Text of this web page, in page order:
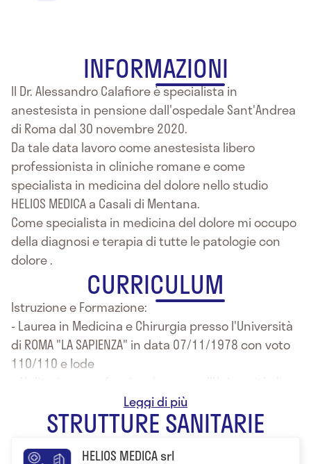
INFORMAZIONI
Il Dr. Alessandro Calafiore è specialista in
anestesista in pensione dall'ospedale Sant'Andrea
di Roma dal 30 novembre 2020.
Da tale data lavoro come anestesista libero
professionista in cliniche romane e come
specialista in medicina del dolore nello studio
HELIOS MEDICA a Casali di Mentana.
Come specialista in medicina del dolore mi occupo
della diagnosi e terapia di tutte le patologie con
dolore .
CURRICULUM
Istruzione e Formazione:
- Laurea in Medicina e Chirurgia presso l'Università
di ROMA "LA SAPIENZA" in data 07/11/1978 con voto
110/110 e lode
ROMA "LA SAPIENZA" nel mese di Novembre/1978
- Iscrizione all'Albo professionale dei Medici
Chirurghi della provincia di ROMA in data
08/01/1979 con n. d'ordine 26561
STRUTTURE SANITARIE
HELIOS MEDICA srl